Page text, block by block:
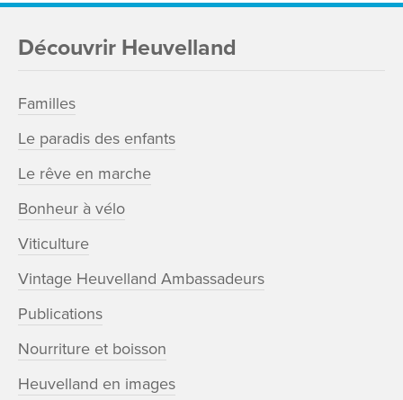
Découvrir Heuvelland
Familles
Le paradis des enfants
Le rêve en marche
Bonheur à vélo
Viticulture
Vintage Heuvelland Ambassadeurs
Publications
Nourriture et boisson
Heuvelland en images